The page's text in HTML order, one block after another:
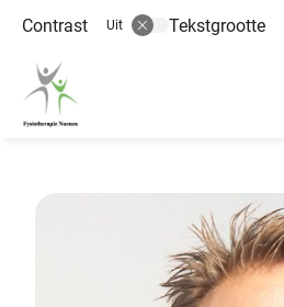
Contrast Uit Tekstgrootte
menu